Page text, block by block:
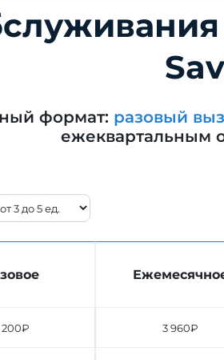
формат: разовый
ежеквартальным
200₽ 3 960₽